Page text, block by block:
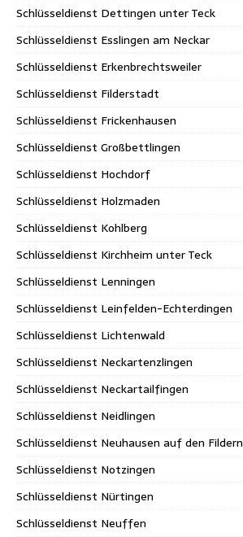
Schlüsseldienst Dettingen unter Teck
Schlüsseldienst Esslingen am Neckar
Schlüsseldienst Erkenbrechtsweiler
Schlüsseldienst Filderstadt
Schlüsseldienst Frickenhausen
Schlüsseldienst Großbettlingen
Schlüsseldienst Hochdorf
Schlüsseldienst Holzmaden
Schlüsseldienst Kohlberg
Schlüsseldienst Kirchheim unter Teck
Schlüsseldienst Lenningen
Schlüsseldienst Leinfelden-Echterdingen
Schlüsseldienst Lichtenwald
Schlüsseldienst Neckartenzlingen
Schlüsseldienst Neckartailfingen
Schlüsseldienst Neidlingen
Schlüsseldienst Neuhausen auf den Fildern
Schlüsseldienst Notzingen
Schlüsseldienst Nürtingen
Schlüsseldienst Neuffen